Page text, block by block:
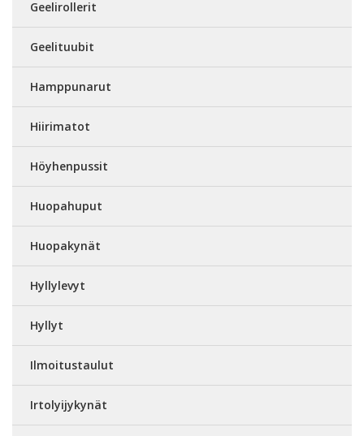
Geelirollerit
Geelituubit
Hamppunarut
Hiirimatot
Höyhenpussit
Huopahuput
Huopakynät
Hyllylevyt
Hyllyt
Ilmoitustaulut
Irtolyijykynät